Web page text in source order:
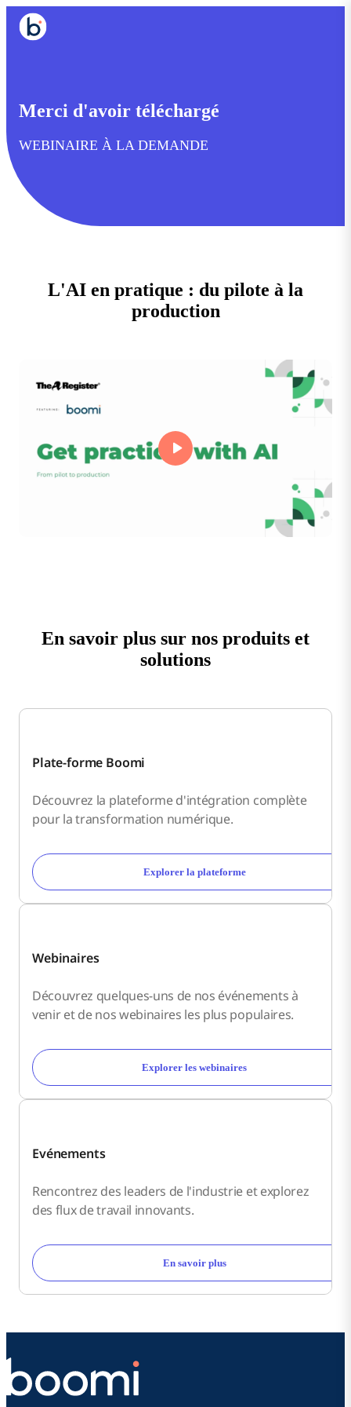
Merci d'avoir téléchargé
WEBINAIRE À LA DEMANDE
L'AI en pratique : du pilote à la
production
En savoir plus sur nos produits et
solutions
Plate-forme Boomi
Découvrez la plateforme d'intégration complète
pour la transformation numérique.
Explorer la plateforme
Webinaires
Découvrez quelques-uns de nos événements à
venir et de nos webinaires les plus populaires.
Explorer les webinaires
Evénements
Rencontrez des leaders de l'industrie et explorez
des flux de travail innovants.
En savoir plus